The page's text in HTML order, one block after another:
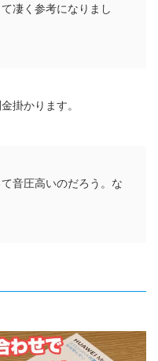
凄く参考になりまし
掛かります。
音圧高いのだろう。な